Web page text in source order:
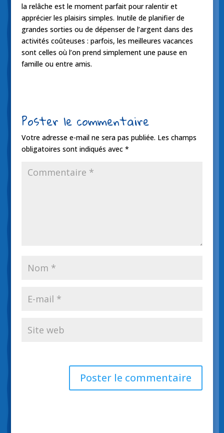
la relâche est le moment parfait pour ralentir et
apprécier les plaisirs simples. Inutile de planifier de
grandes sorties ou de dépenser de l’argent dans des
activités coûteuses : parfois, les meilleures vacances
sont celles où l’on prend simplement une pause en
famille ou entre amis.
Poster le commentaire
Votre adresse e-mail ne sera pas publiée. Les champs
obligatoires sont indiqués avec *